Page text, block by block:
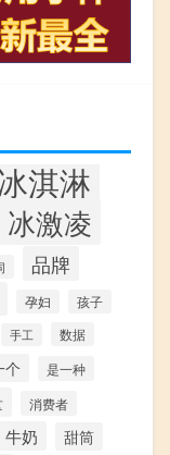
淇淋
冰激凌
品牌
孕妇 孩子
手工 数据
个 是一种
消费者
牛奶
甜筒